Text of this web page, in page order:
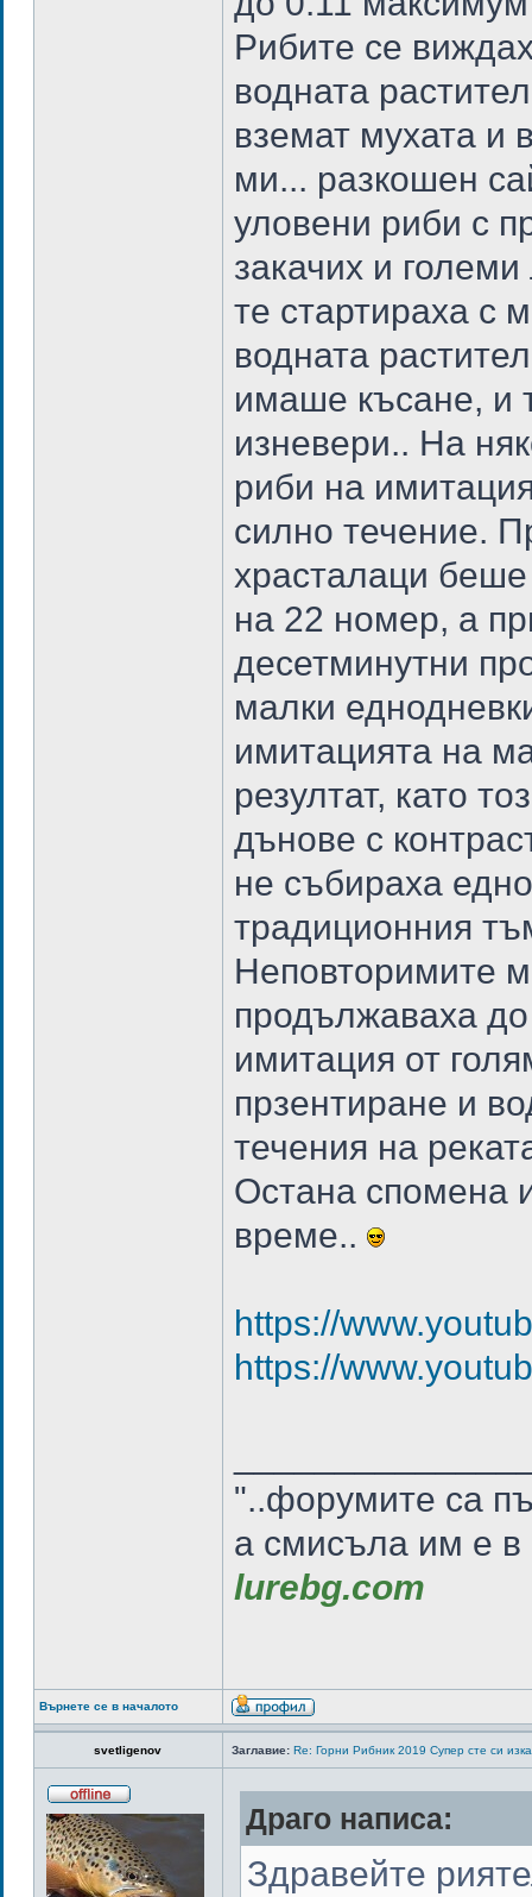
Рибите се
водната
вземат мухата и
ми... разкошен
уловени риби с
закачих и
те стартираха с
водната
имаше късане, и
изневери.. На
риби на
силно течение.
храсталаци
на 22 номер, а
десетминутни
малки
имитацията на
резултат, като
дънове с
не събираха
традиционния
Неповторимите
продължаваха
имитация от
прзентиране и
течения на
Остана спомена
време..
https://
https://
"..форумите са
а смисъла им е в
lurebg.com
Върнете се в началото
svetligenov Заглавие: Re: Горни Рибник 2019 Супер сте си
Драго написа:
Здравейте